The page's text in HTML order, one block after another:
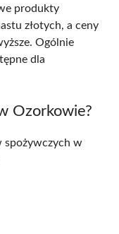
produkty
złotych, a ceny
Ogólnie
dla
Ozorkowie?
spożywczych w